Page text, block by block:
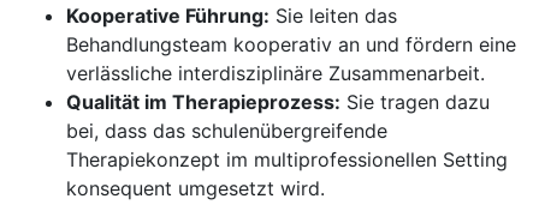
Kooperative Führung: Sie leiten das
Behandlungsteam kooperativ an und fördern eine
verlässliche interdisziplinäre Zusammenarbeit.
Qualität im Therapieprozess: Sie tragen dazu
bei, dass das schulenübergreifende
Therapiekonzept im multiprofessionellen Setting
konsequent umgesetzt wird.